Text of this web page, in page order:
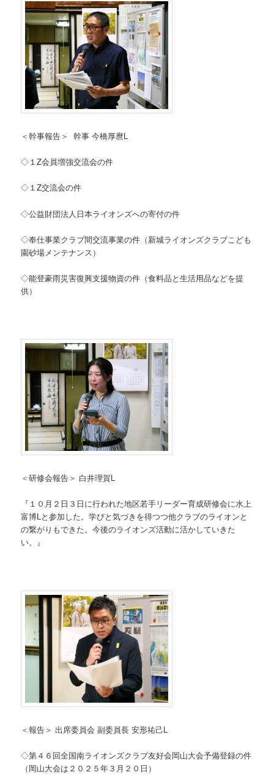
＜幹事報告＞ 幹事 今橋厚麿L
◇１Z会員増強交流会の件
◇１Z交流会の件
◇公益財団法人日本ライオンズへの寄付の件
◇奉仕事業クラブ間交流事業の件（新城ライオンズクラブこども
園砂場メンテナンス）
◇能登豪雨災害復興支援物資の件（食料品と生活用品などを提
供）
＜研修会報告＞ 白井理賀L
『１０月２日３日に行われた地区若手リーダー育成研修会に水上
富博Lと参加した。学びと気づきを得つつ他クラブのライオンと
の繋がりもできた。今後のライオンズ活動に活かしていきた
い。』
＜報告＞ 出席委員会 副委員長 安形祐己L
◇第４６回全国南ライオンズクラブ友好会岡山大会予備登録の件
（岡山大会は２０２５年３月２０日）